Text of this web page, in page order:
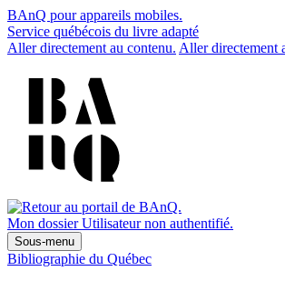
BAnQ pour appareils mobiles.
Service québécois du livre adapté
Aller directement au contenu. Aller directement
Mon dossier Utilisateur non authentifié.
Sous-menu
Bibliographie du Québec